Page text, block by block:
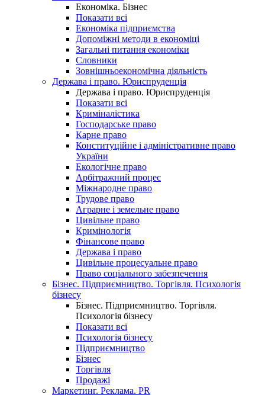
Економіка. Бізнес
Показати всі
Економіка підприємства
Допоміжні методи в економіці
Загальні питання економіки
Словники
Зовнішньоекономічна діяльність
Держава і право. Юриспруденція
Держава і право. Юриспруденція
Показати всі
Криміналістика
Господарське право
Карне право
Конституційне і адміністративне право
України
Екологічне право
Арбітражний процес
Міжнародне право
Трудове право
Аграрне і земельне право
Цивільне право
Кримінологія
Фінансове право
Держава і право
Цивільне процесуальне право
Право соціального забезпечення
Бізнес. Підприємництво. Торгівля. Психологія
бізнесу
Бізнес. Підприємництво. Торгівля.
Психологія бізнесу
Показати всі
Психологія бізнесу
Підприємництво
Бізнес
Торгівля
Продажі
Маркетинг. Реклама. PR